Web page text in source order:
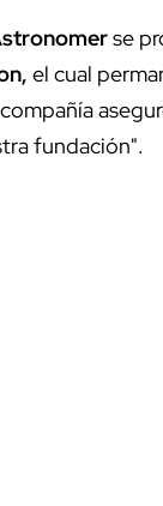
se
el cual
fundación".